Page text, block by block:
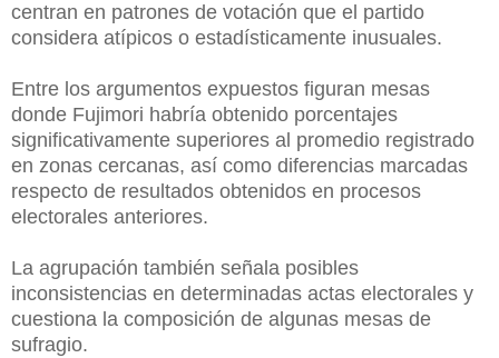
centran en patrones de votación que el partido
considera atípicos o estadísticamente inusuales.
Entre los argumentos expuestos figuran mesas
donde Fujimori habría obtenido porcentajes
significativamente superiores al promedio registrado
en zonas cercanas, así como diferencias marcadas
respecto de resultados obtenidos en procesos
electorales anteriores.
La agrupación también señala posibles
inconsistencias en determinadas actas electorales y
cuestiona la composición de algunas mesas de
sufragio.